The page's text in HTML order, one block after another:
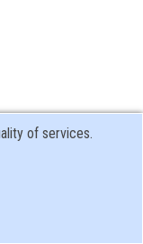
of services.